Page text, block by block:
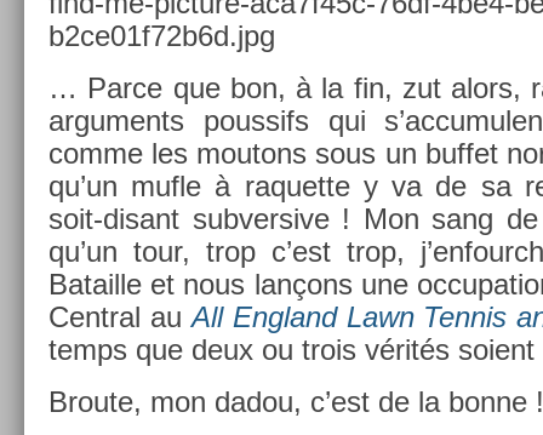
… Parce que bon, à la fin, zut alors,
ar­gu­ments pous­sifs qui
comme les moutons sous un buf­fet
qu’un mufle à raquet­te y va de sa
soit-disant sub­ver­sive ! Mon sang
qu’un tour, trop c’est trop,
Batail­le et nous lançons une
Centr­al auAll En­gland Lawn Ten­nis
temps que deux ou trois vérités soient
Broute, mon dadou, c’est de la bonne !